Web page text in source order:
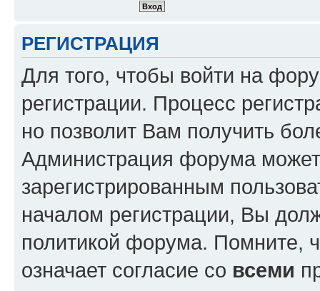
РЕГИСТРАЦИЯ
Для того, чтобы войти на
регистрации. Процесс
но позволит Вам получить
Администрация форума может
зарегистрированным
началом регистрации, Вы
политикой форума. Помните,
означает согласие со всеми